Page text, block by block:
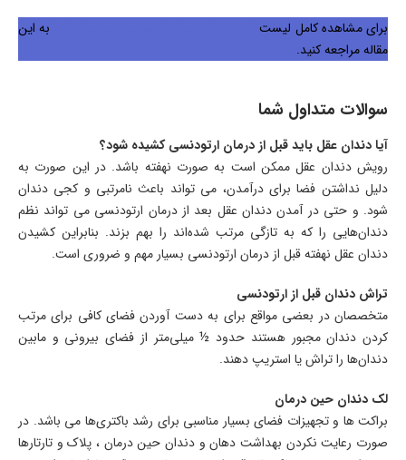
برای مشاهده کامل لیست
به این
مقاله مراجعه کنید.
سوالات متداول شما
آیا دندان عقل باید قبل از درمان ارتودنسی کشیده شود؟
رویش دندان عقل ممکن است به صورت نهفته باشد. در این صورت به
دلیل نداشتن فضا برای درآمدن، می تواند باعث نامرتبی و کجی دندان
شود. و حتی در آمدن دندان عقل بعد از درمان ارتودنسی می تواند نظم
دندان‌هایی را که به تازگی مرتب شده‌اند را بهم بزند. بنابراین کشیدن
دندان عقل نهفته قبل از درمان ارتودنسی بسیار مهم و ضروری است.
تراش دندان قبل از ارتودنسی
متخصصان در بعضی مواقع برای به دست آوردن فضای کافی برای مرتب
کردن دندان مجبور هستند حدود ½ میلی‌متر از فضای بیرونی و مابین
دندان‌ها را تراش یا استریپ دهند.
لک دندان حین درمان
براکت ها و تجهیزات فضای بسیار مناسبی برای رشد باکتری‌ها می باشد. در
صورت رعایت نکردن بهداشت دهان و دندان حین درمان ، پلاک و تارتارها